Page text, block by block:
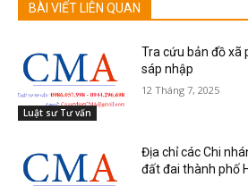
BÀI VIẾT LIÊN QUAN
Luật sư Tư vấn
Tra cứu bản đồ xã
sáp nhập
12 Tháng 7, 2025
Địa chỉ các Chi
đất đai thành phố